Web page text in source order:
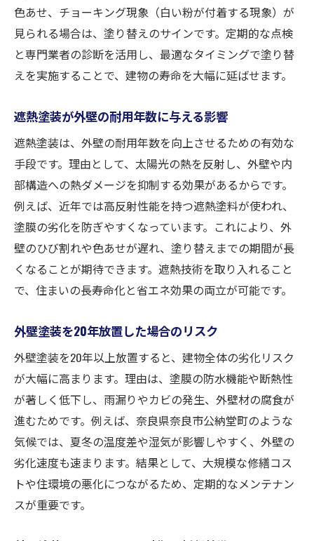
色あせ、チョーキング現象（白い粉が付着する現象）が
見られる場合は、塗り替えのサインです。定期的な点検
と専門業者の診断を活用し、最適なタイミングで塗り替
えを実施することで、建物の寿命を大幅に延ばせます。
遮熱塗装が外壁の耐用年数に与える影響
遮熱塗装は、外壁の耐用年数を向上させるための有効な
手段です。理由として、太陽光の熱を反射し、外壁や内
部構造への熱ダメージを抑制する効果があるからです。
例えば、近年では高反射性能を持つ遮熱塗料が使われ、
塗膜の劣化を防ぎやすくなっています。これにより、外
壁のひび割れや色あせが遅れ、塗り替えまでの期間が長
くなることが期待できます。遮熱技術を取り入れること
で、住まいの長寿命化と省エネ効果の両立が可能です。
外壁塗装を20年放置した場合のリスク
外壁塗装を20年以上放置すると、建物全体の劣化リスク
が大幅に高まります。理由は、塗膜の防水機能や断熱性
が著しく低下し、雨漏りやカビの発生、外壁材の腐食が
進むためです。例えば、奈良県奈良市公納堂町のような
気候では、夏冬の温度差や湿気が影響しやすく、外壁の
劣化速度も速まります。結果として、大規模な修繕コス
トや住環境の悪化につながるため、定期的なメンテナン
スが重要です。